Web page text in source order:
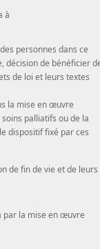
à
personnes dans ce
décision de bénéficier
de loi et leurs textes
la mise en œuvre
soins palliatifs ou de la
dispositif fixé par ces
de fin de vie et de leurs
par la mise en œuvre